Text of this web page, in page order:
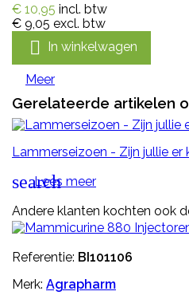
€ 10,95 incl. btw
€ 9,05 excl. btw
 In winkelwagen
Meer
Gerelateerde artikelen
Lammerseizoen - Zijn jullie er
search
Lees meer
Andere klanten kochten ook
Referentie: BI101106
Merk: Agrapharm